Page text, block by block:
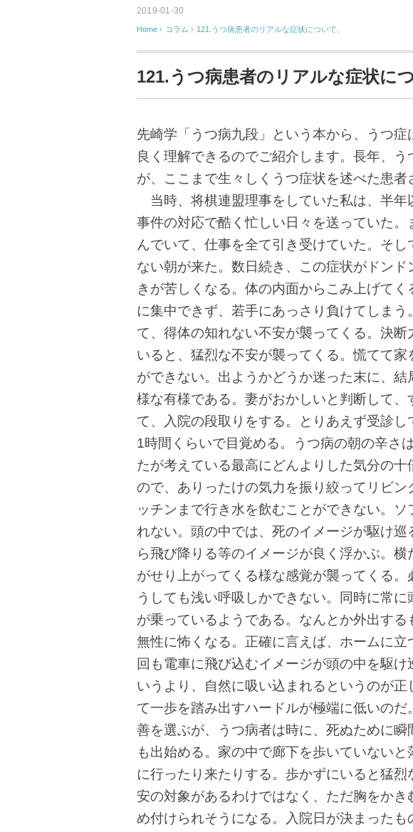
2019-01-30
Home › コラム › 121.うつ病患者のリアルな症状について、
121.うつ病患者のリアルな症状につ
先崎学「うつ病九段」という本から、うつ
良く理解できるのでご紹介します。長年、
が、ここまで生々しくうつ症状を述べた患者
当時、将棋連盟理事をしていた私は、半年
事件の対応で酷く忙しい日々を送っていた
んでいて、仕事を全て引き受けていた。そ
ない朝が来た。数日続き、この症状がドン
きが苦しくなる。体の内面からこみ上げて
に集中できず、若手にあっさり負けてしまう
て、得体の知れない不安が襲ってくる。決
いると、猛烈な不安が襲ってくる。慌てて
ができない。出ようかどうか迷った末に、結
様な有様である。妻がおかしいと判断して、
て、入院の段取りをする。とりあえず受診し
1時間くらいで目覚める。うつ病の朝の辛さ
たが考えている最高にどんよりした気分の十
ので、ありったけの気力を振り絞ってリビ
ッチンまで行き水を飲むことができない。
れない。頭の中では、死のイメージが駆け
ら飛び降りる等のイメージが良く浮かぶ。
がせり上がってくる様な感覚が襲ってくる
うしても浅い呼吸しかできない。同時に常
が乗っているようである。なんとか外出す
無性に怖くなる。正確に言えば、ホームに
回も電車に飛び込むイメージが頭の中を駆
いうより、自然に吸い込まれるというのが正
て一歩を踏み出すハードルが極端に低いの
善を選ぶが、うつ病者は時に、死ぬために
も出始める。家の中で廊下を歩いていない
に行ったり来たりする。歩かずにいると猛
安の対象があるわけではなく、ただ胸をか
め付けられそうになる。入院日が決まった